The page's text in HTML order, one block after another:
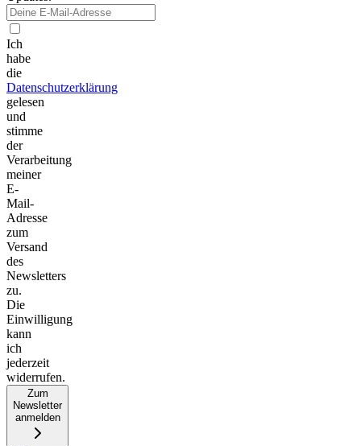
Ich
habe
die
Datenschutzerklärung
gelesen
und
stimme
der
Verarbeitung
meiner
E-
Mail-
Adresse
zum
Versand
des
Newsletters
zu.
Die
Einwilligung
kann
ich
jederzeit
widerrufen.
Zum
Newsletter
anmelden